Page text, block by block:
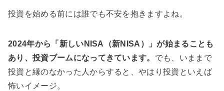
投資を始める前には誰でも不安を抱きますよね。
2024年から「新しいNISA（新NISA）」が始まることも
あり、投資ブームになってきています。 でも、いままで
投資と縁のなかった人からすると、やはり投資といえば
怖いイメージ。